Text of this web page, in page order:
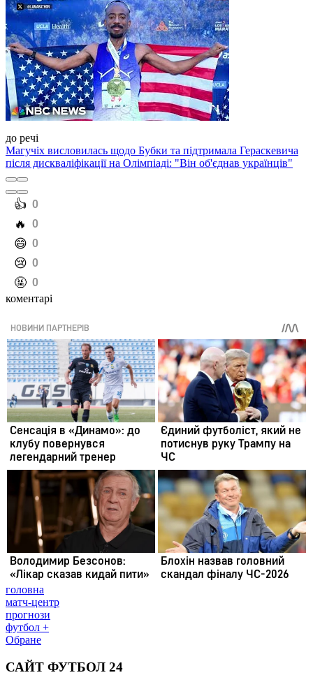
до речі
Магучіх висловилась щодо Бубки та підтримала Гераскевича
після дискваліфікації на Олімпіаді: "Він об'єднав українців"
️👍 0
️🔥 0
️😄 0
️😢 0
️🤬 0
коментарі
головна
матч-центр
прогнози
футбол +
Обране
САЙТ ФУТБОЛ 24